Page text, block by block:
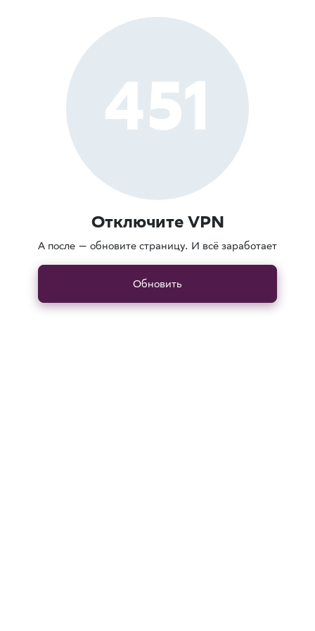
451
Отключите VPN
А после — обновите страницу. И всё заработает
Обновить